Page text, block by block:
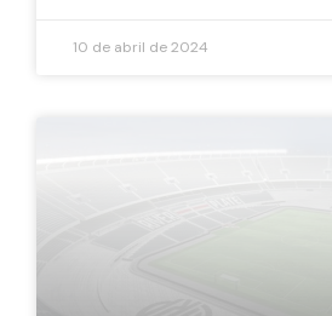
10 de abril de 2024